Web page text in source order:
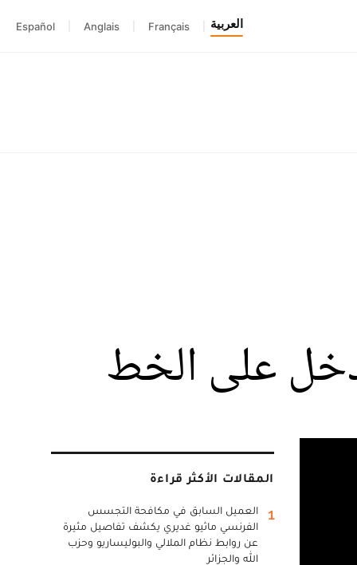
العربية Français
Anglais
Español
على الخط
المقالات الأكثر قراءة
1
العميل السابق في مكافحة التجسس
الفرنسي ماثيو غديري يكشف تفاصيل مثيرة
عن روابط نظام الملالي والبوليساريو وحزب
الله والجزائر